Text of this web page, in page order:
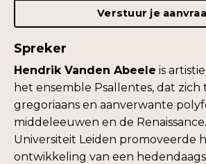
Verstuur je
Spreker
Hendrik Vanden Abeele is
het ensemble Psallentes, dat
gregoriaans en aanverwante
middeleeuwen en de
Universiteit Leiden promoveerde
ontwikkeling van een